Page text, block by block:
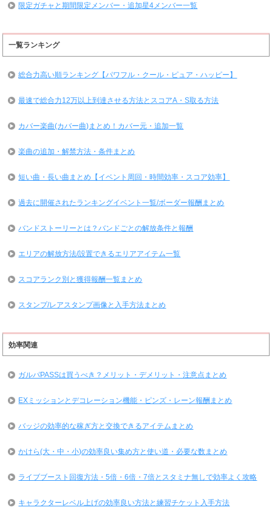
限定ガチャと期間限定メンバー・追加星4メンバー一覧
一覧ランキング
総合力高い順ランキング【パワフル・クール・ピュア・ハッピー】
最速で総合力12万以上到達させる方法とスコアA・S取る方法
カバー楽曲(カバー曲)まとめ！カバー元・追加一覧
楽曲の追加・解禁方法・条件まとめ
短い曲・長い曲まとめ【イベント周回・時間効率・スコア効率】
過去に開催されたランキングイベント一覧/ボーダー報酬まとめ
バンドストーリーとは？バンドごとの解放条件と報酬
エリアの解放方法/設置できるエリアアイテム一覧
スコアランク別と獲得報酬一覧まとめ
スタンプ/レアスタンプ画像と入手方法まとめ
効率関連
ガルパPASSは買うべき？メリット・デメリット・注意点まとめ
EXミッションとデコレーション機能・ピンズ・レーン報酬まとめ
バッジの効率的な稼ぎ方と交換できるアイテムまとめ
かけら(大・中・小)の効率良い集め方と使い道・必要な数まとめ
ライブブースト回復方法・5倍・6倍・7倍とスタミナ無しで効率よく攻略
キャラクターレベル上げの効率良い方法と練習チケット入手方法